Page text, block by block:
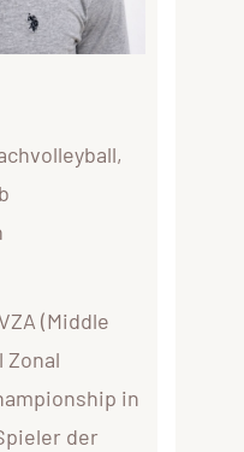
(Middle
Zonal
in
der